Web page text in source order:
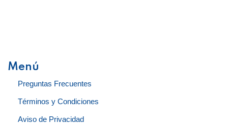
Menú
Preguntas Frecuentes
Términos y Condiciones
Aviso de Privacidad